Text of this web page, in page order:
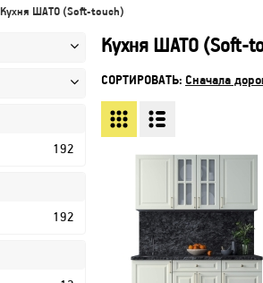
Кухня ШАТО (Soft-touch)
192
192
Кухня ШАТО (Soft-
СОРТИРОВАТЬ: Сначала